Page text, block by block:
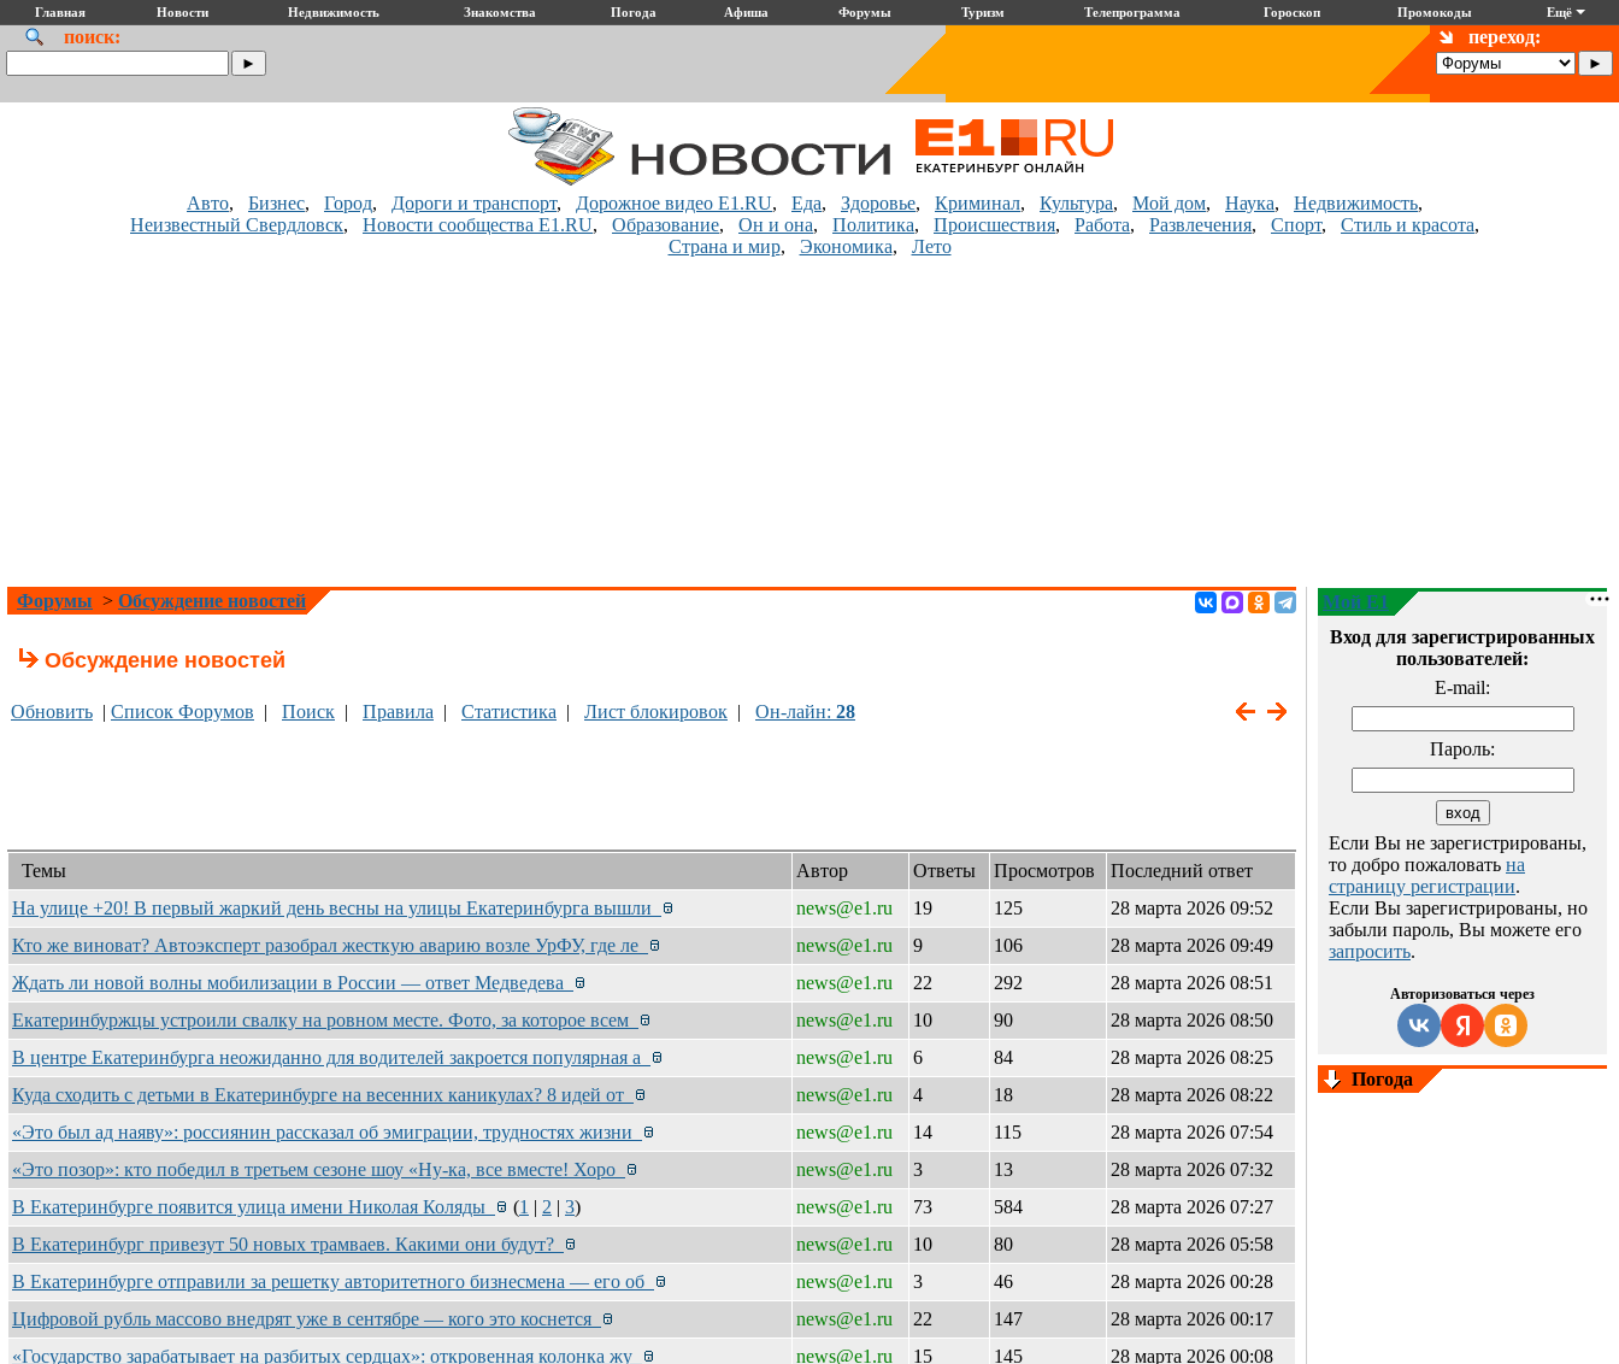
Главная Новости Недвижимость Знакомства Погода Афиша Форумы Туризм Телепрограмма Гороскоп Промокоды Ещё
поиск: переход:
Авто, Бизнес, Город, Дороги и транспорт, Дорожное видео E1.RU, Еда, Здоровье, Криминал, Культура, Мой дом, Наука, Недвижимость,
Неизвестный Свердловск, Новости сообщества E1.RU, Образование, Он и она, Политика, Происшествия, Работа, Развлечения, Спорт, Стиль и красота,
Страна и мир, Экономика, Лето
Форумы > Обсуждение новостей
Обсуждение новостей
Обновить | Список Форумов | Поиск | Правила | Статистика | Лист блокировок | Он-лайн: 28
Темы Автор Ответы Просмотров
Последний ответ
На улице +20! В первый жаркий день весны на улицы Екатеринбурга вышли
news@e1.ru 19 125
28 марта 2026 09:52
Кто же виноват? Автоэксперт разобрал жесткую аварию возле УрФУ, где ле
news@e1.ru 9 106
28 марта 2026 09:49
Ждать ли новой волны мобилизации в России — ответ Медведева
news@e1.ru 22 292
28 марта 2026 08:51
Екатеринбуржцы устроили свалку на ровном месте. Фото, за которое всем
news@e1.ru 10 90
28 марта 2026 08:50
В центре Екатеринбурга неожиданно для водителей закроется популярная а
news@e1.ru 6 84
28 марта 2026 08:25
Куда сходить с детьми в Екатеринбурге на весенних каникулах? 8 идей от
news@e1.ru 4 18
28 марта 2026 08:22
«Это был ад наяву»: россиянин рассказал об эмиграции, трудностях жизни
news@e1.ru 14 115
28 марта 2026 07:54
«Это позор»: кто победил в третьем сезоне шоу «Ну-ка, все вместе! Хоро
news@e1.ru 3 13
28 марта 2026 07:32
В Екатеринбурге появится улица имени Николая Коляды
(1 | 2 | 3) news@e1.ru 73 584
28 марта 2026 07:27
В Екатеринбург привезут 50 новых трамваев. Какими они будут?
news@e1.ru 10 80
28 марта 2026 05:58
В Екатеринбурге отправили за решетку авторитетного бизнесмена — его об
news@e1.ru 3 46
28 марта 2026 00:28
Цифровой рубль массово внедрят уже в сентябре — кого это коснется
news@e1.ru 22 147
28 марта 2026 00:17
«Государство зарабатывает на разбитых сердцах»: откровенная колонка жу
news@e1.ru 15 145
28 марта 2026 00:08
Мой E1
Вход для зарегистрированных
пользователей:
E-mail:
Пароль:
Если Вы не зарегистрированы,
то добро пожаловать на
страницу регистрации.
Если Вы зарегистрированы, но
забыли пароль, Вы можете его
запросить.
Авторизоваться через
Погода